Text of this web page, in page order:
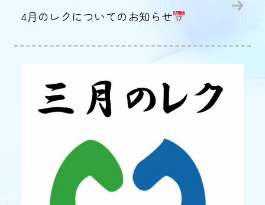
4月のレクについてのお知らせ